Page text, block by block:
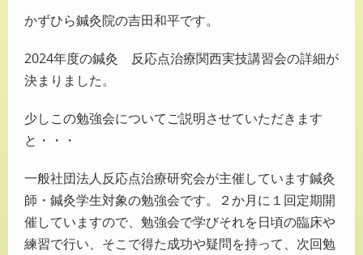
かずひら鍼灸院の吉田和平です。
2024年度の鍼灸 反応点治療関西実技講習会の詳細が
決まりました。
少しこの勉強会についてご説明させていただきます
と・・・
一般社団法人反応点治療研究会が主催しています鍼灸
師・鍼灸学生対象の勉強会です。２か月に１回定期開
催していますので、勉強会で学びそれを日頃の臨床や
練習で行い、そこで得た成功や疑問を持って、次回勉